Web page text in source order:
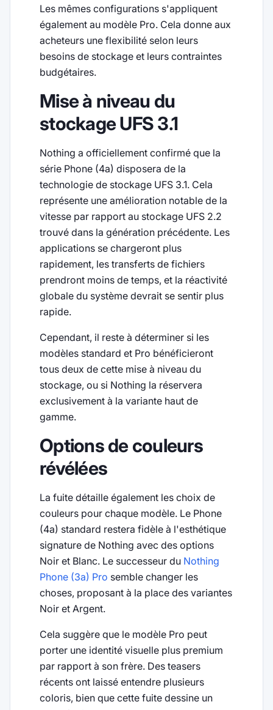
Les mêmes configurations s'appliquent
également au modèle Pro. Cela donne aux
acheteurs une flexibilité selon leurs
besoins de stockage et leurs contraintes
budgétaires.
Mise à niveau du
stockage UFS 3.1
Nothing a officiellement confirmé que la
série Phone (4a) disposera de la
technologie de stockage UFS 3.1. Cela
représente une amélioration notable de la
vitesse par rapport au stockage UFS 2.2
trouvé dans la génération précédente. Les
applications se chargeront plus
rapidement, les transferts de fichiers
prendront moins de temps, et la réactivité
globale du système devrait se sentir plus
rapide.
Cependant, il reste à déterminer si les
modèles standard et Pro bénéficieront
tous deux de cette mise à niveau du
stockage, ou si Nothing la réservera
exclusivement à la variante haut de
gamme.
Options de couleurs
révélées
La fuite détaille également les choix de
couleurs pour chaque modèle. Le Phone
(4a) standard restera fidèle à l'esthétique
signature de Nothing avec des options
Noir et Blanc. Le successeur du Nothing
Phone (3a) Pro semble changer les
choses, proposant à la place des variantes
Noir et Argent.
Cela suggère que le modèle Pro peut
porter une identité visuelle plus premium
par rapport à son frère. Des teasers
récents ont laissé entendre plusieurs
coloris, bien que cette fuite dessine un